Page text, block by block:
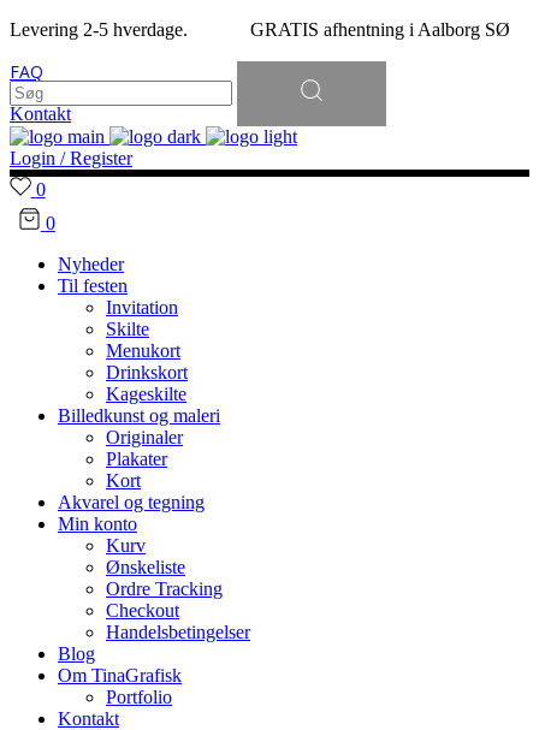
Levering 2-5 hverdage. GRATIS afhentning i Aalborg SØ
FAQ
Kontakt
Søg
efter:
Login / Register
0
0
Nyheder
Til festen
Invitation
Skilte
Menukort
Drinkskort
Kageskilte
Billedkunst og maleri
Originaler
Plakater
Kort
Akvarel og tegning
Min konto
Kurv
Ønskeliste
Ordre Tracking
Checkout
Handelsbetingelser
Blog
Om TinaGrafisk
Portfolio
Kontakt